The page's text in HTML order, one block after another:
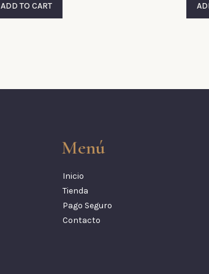
ADD TO CART
Menú
Inicio
Tienda
Pago Seguro
Contacto